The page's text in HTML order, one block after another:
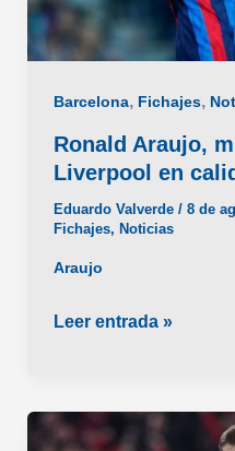
Barcelona, Fichajes,
Ronald Araujo,
Liverpool en
Eduardo Valverde / 8 de
Fichajes, Noticias
Araujo
Ronald
del
Leer entrada »